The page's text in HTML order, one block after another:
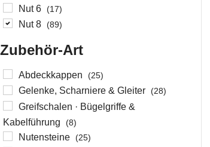
I-TYP
Nut 5
Nut 8
SPARPAKETE
Sparpakete
Nut 10
Nut 6 (17)
Nut 8 (89)
Zubehör-Art
Abdeckkappen (25)
Gelenke, Scharniere & Gleiter (28)
Greifschalen · Bügelgriffe &
Kabelführung
(8)
Nutensteine (25)